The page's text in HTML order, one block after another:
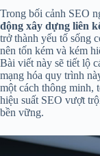
Trong bối cảnh SEO
động xây dựng liên
trở thành yếu tố sống
nên tốn kém và kém
Bài viết này sẽ tiết lộ
mạng hóa quy trình
một cách thông minh,
hiệu suất SEO vượt
bền vững.